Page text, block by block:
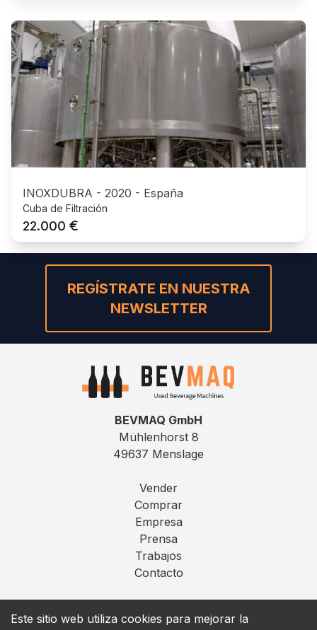
INOXDUBRA - 2020 - España
Cuba de Filtración
22.000 €
Este sitio web utiliza cookies para mejorar la
REGÍSTRATE EN NUESTRA
NEWSLETTER
BEVMAQ GmbH
Mühlenhorst 8
49637 Menslage
Vender
Comprar
Empresa
Prensa
Trabajos
Contacto
Privacidad